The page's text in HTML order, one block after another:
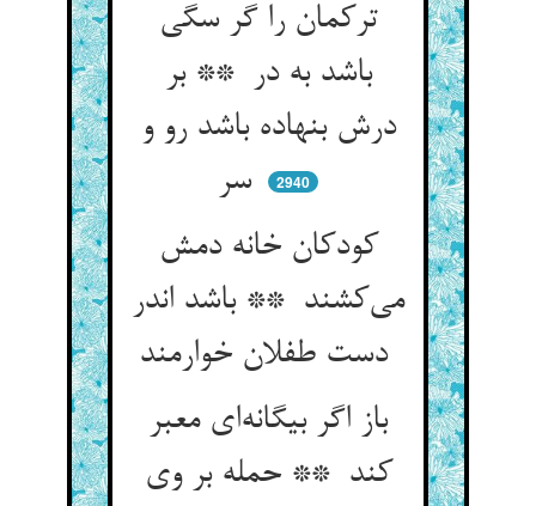
ترکمان را گر سگی
باشد به در ** بر
درش بنهاده باشد رو و
سر
2940
کودکان خانه دمش
می‌کشند ** باشد اندر
دست طفلان خوارمند
باز اگر بیگانه‌ای معبر
کند ** حمله بر وی